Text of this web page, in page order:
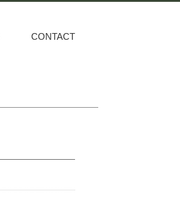
CONTACT